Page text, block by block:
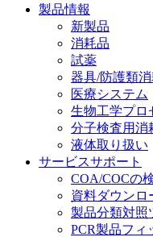
製品情報
新製品
消耗品
試薬
器具/防護類
医療システム
生物工学プロ
分子検査用消
液体取り扱い
サービスサポート
COA/COCの
資料ダウンロ
製品分類対照
PCR製品フィ